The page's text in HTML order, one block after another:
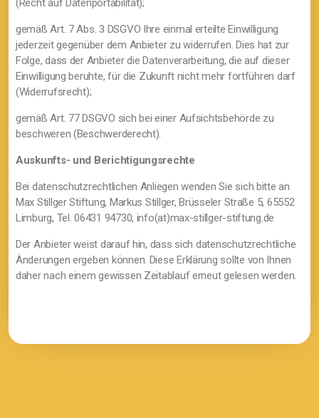
(Recht auf Datenportabilität);
gemäß Art. 7 Abs. 3 DSGVO Ihre einmal erteilte Einwilligung
jederzeit gegenüber dem Anbieter zu widerrufen. Dies hat zur
Folge, dass der Anbieter die Datenverarbeitung, die auf dieser
Einwilligung beruhte, für die Zukunft nicht mehr fortführen darf
(Widerrufsrecht);
gemäß Art. 77 DSGVO sich bei einer Aufsichtsbehörde zu
beschweren (Beschwerderecht).
Auskunfts- und Berichtigungsrechte
Bei datenschutzrechtlichen Anliegen wenden Sie sich bitte an
Max Stillger Stiftung, Markus Stillger, Brüsseler Straße 5, 65552
Limburg, Tel. 06431 94730, info(at)max-stillger-stiftung.de
Der Anbieter weist darauf hin, dass sich datenschutzrechtliche
Änderungen ergeben können. Diese Erklärung sollte von Ihnen
daher nach einem gewissen Zeitablauf erneut gelesen werden.